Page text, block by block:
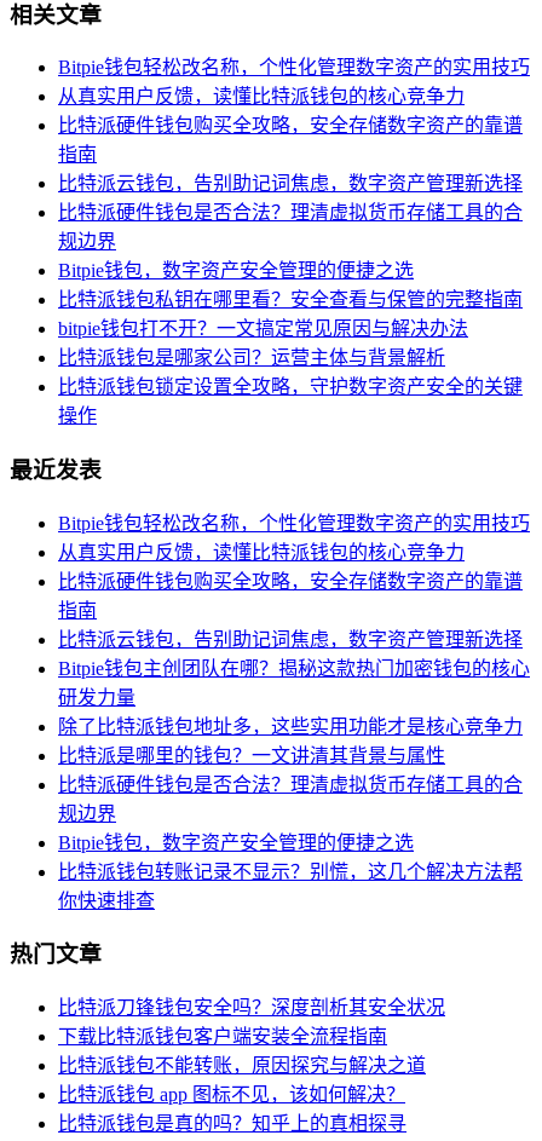
相关文章
Bitpie钱包轻松改名称，个性化管理数字资产的实用技巧
从真实用户反馈，读懂比特派钱包的核心竞争力
比特派硬件钱包购买全攻略，安全存储数字资产的靠谱
指南
比特派云钱包，告别助记词焦虑，数字资产管理新选择
比特派硬件钱包是否合法？理清虚拟货币存储工具的合
规边界
Bitpie钱包，数字资产安全管理的便捷之选
比特派钱包私钥在哪里看？安全查看与保管的完整指南
bitpie钱包打不开？一文搞定常见原因与解决办法
比特派钱包是哪家公司？运营主体与背景解析
比特派钱包锁定设置全攻略，守护数字资产安全的关键
操作
最近发表
Bitpie钱包轻松改名称，个性化管理数字资产的实用技巧
从真实用户反馈，读懂比特派钱包的核心竞争力
比特派硬件钱包购买全攻略，安全存储数字资产的靠谱
指南
比特派云钱包，告别助记词焦虑，数字资产管理新选择
Bitpie钱包主创团队在哪？揭秘这款热门加密钱包的核心
研发力量
除了比特派钱包地址多，这些实用功能才是核心竞争力
比特派是哪里的钱包？一文讲清其背景与属性
比特派硬件钱包是否合法？理清虚拟货币存储工具的合
规边界
Bitpie钱包，数字资产安全管理的便捷之选
比特派钱包转账记录不显示？别慌，这几个解决方法帮
你快速排查
热门文章
比特派刀锋钱包安全吗？深度剖析其安全状况
下载比特派钱包客户端安装全流程指南
比特派钱包不能转账，原因探究与解决之道
比特派钱包 app 图标不见，该如何解决？
比特派钱包是真的吗？知乎上的真相探寻